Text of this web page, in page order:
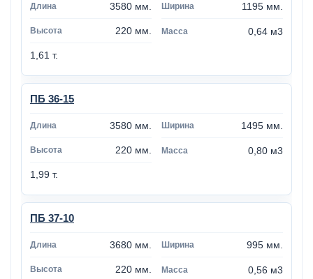
3580 мм. 1195 мм.
220 мм. 0,64 м3
1,61 т.
ПБ 36-15
3580 мм. 1495 мм.
220 мм. 0,80 м3
1,99 т.
ПБ 37-10
3680 мм. 995 мм.
220 мм. 0,56 м3